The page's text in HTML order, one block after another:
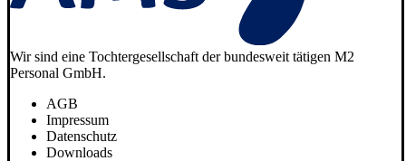
Wir sind eine Tochtergesellschaft der bundesweit tätigen M2
Personal GmbH.
AGB
Impressum
Datenschutz
Downloads